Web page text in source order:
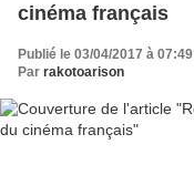
cinéma français
Publié le 03/04/2017 à 07:49
Par rakotoarison